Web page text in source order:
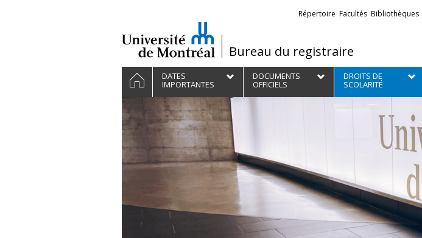
/Bureau du registraire
Liens
externes
Répertoire Facultés Bibliothèques
Navigation
principale
ACCUEILDATES
IMPORTANTES
DOCUMENTS
OFFICIELS
DROITS DE
SCOLARITÉ